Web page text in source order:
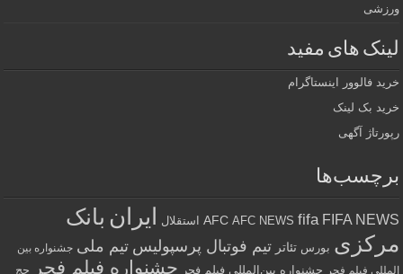
ورزشی
لینک های مفید
خرید فالوور اینستاگرام
خرید بک لینک
رپورتاژ آگهی
برچسب‌ها
AFC AFC NEWS fifa FIFA NEWS استقلال ایران بانک
مرکزی بورس تئاتر تیم فوتبال پرسپولیس تیم ملی جشنواره بین
المللی فیلم فجر جشنواره بین‌المللی فیلم فجر جشنواره فیلم فجر حج